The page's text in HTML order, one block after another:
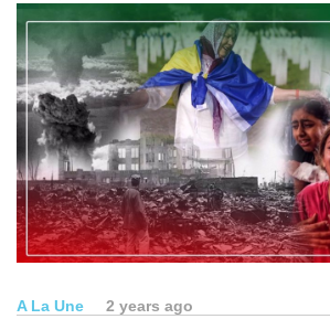
A La Une 2 years ago